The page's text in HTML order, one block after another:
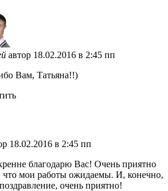
автор 18.02.2016 в 2:45 пп
Вам, Татьяна!!)
18.02.2016 в 2:45 пп
благодарю Вас! Очень приятно
что мои работы ожидаемы. И, конечно,
очень приятно!